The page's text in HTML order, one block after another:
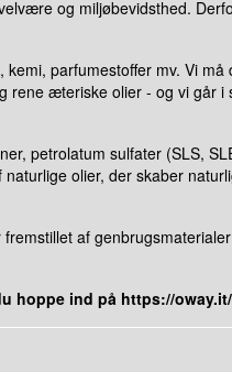
og miljøbevidsthed.
parfumestoffer mv. Vi må
rene æteriske olier - og vi går
petrolatum sulfater (SLS,
olier, der skaber
af
hoppe ind på https://